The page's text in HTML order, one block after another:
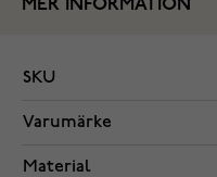
MER INFORMATION
SKU
Varumärke
Material